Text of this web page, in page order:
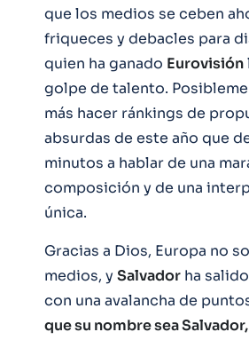
que los medios se ceben
friqueces y debacles para
quien ha ganado Eurovisión
golpe de talento.
más hacer ránkings de
absurdas de este año que
minutos a hablar de una
composición y de una
única.
Gracias a Dios, Europa no
medios, y Salvador ha
con una avalancha de
que su nombre sea